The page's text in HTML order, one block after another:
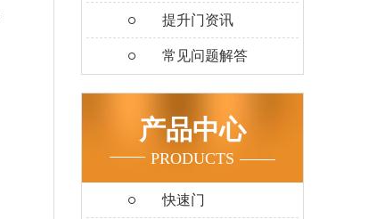
提升门资讯
常见问题解答
产品中心
PRODUCTS
快速门